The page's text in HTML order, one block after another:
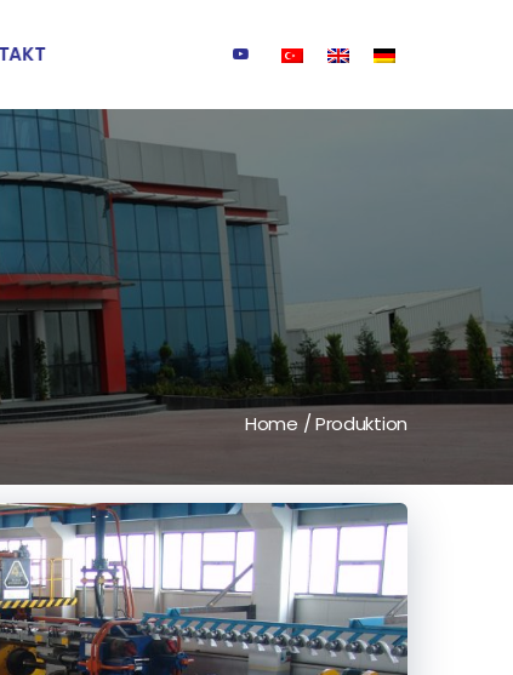
Home /Produktion